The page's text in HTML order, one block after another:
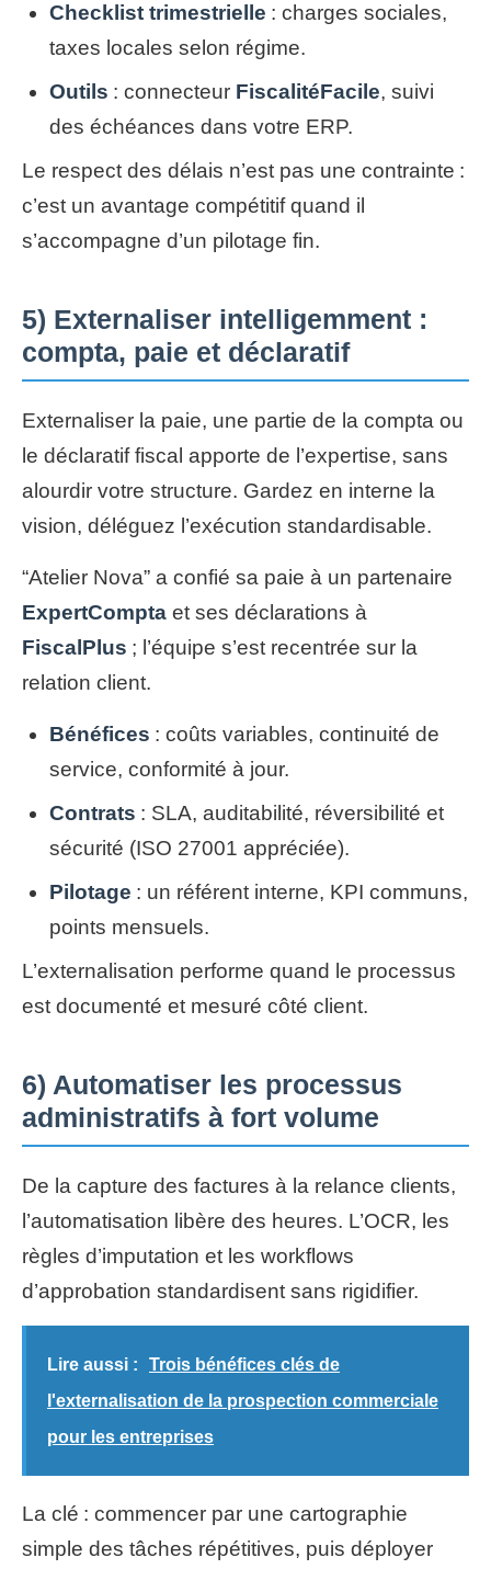
Checklist trimestrielle : charges sociales,
taxes locales selon régime.
Outils : connecteur FiscalitéFacile, suivi
des échéances dans votre ERP.
Le respect des délais n’est pas une contrainte :
c’est un avantage compétitif quand il
s’accompagne d’un pilotage fin.
5) Externaliser intelligemment :
compta, paie et déclaratif
Externaliser la paie, une partie de la compta ou
le déclaratif fiscal apporte de l’expertise, sans
alourdir votre structure. Gardez en interne la
vision, déléguez l’exécution standardisable.
“Atelier Nova” a confié sa paie à un partenaire
ExpertCompta et ses déclarations à
FiscalPlus ; l’équipe s’est recentrée sur la
relation client.
Bénéfices : coûts variables, continuité de
service, conformité à jour.
Contrats : SLA, auditabilité, réversibilité et
sécurité (ISO 27001 appréciée).
Pilotage : un référent interne, KPI communs,
points mensuels.
L’externalisation performe quand le processus
est documenté et mesuré côté client.
6) Automatiser les processus
administratifs à fort volume
De la capture des factures à la relance clients,
l’automatisation libère des heures. L’OCR, les
règles d’imputation et les workflows
d’approbation standardisent sans rigidifier.
Lire aussi :
Trois bénéfices clés de
l'externalisation de la prospection commerciale
pour les entreprises
La clé : commencer par une cartographie
simple des tâches répétitives, puis déployer